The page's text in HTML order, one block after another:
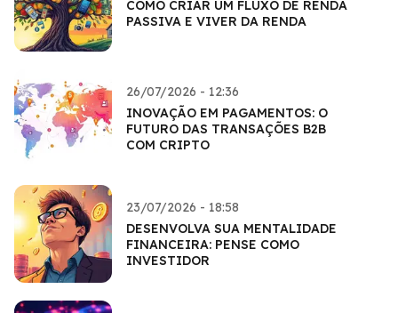
COMO CRIAR UM FLUXO DE RENDA
PASSIVA E VIVER DA RENDA
26/07/2026 - 12:36
INOVAÇÃO EM PAGAMENTOS: O
FUTURO DAS TRANSAÇÕES B2B
COM CRIPTO
23/07/2026 - 18:58
DESENVOLVA SUA MENTALIDADE
FINANCEIRA: PENSE COMO
INVESTIDOR